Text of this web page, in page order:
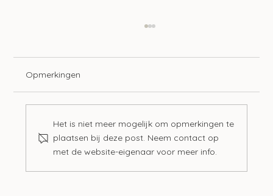
Opmerkingen
Het is niet meer mogelijk om opmerkingen te
plaatsen bij deze post. Neem contact op
met de website-eigenaar voor meer info.